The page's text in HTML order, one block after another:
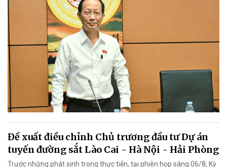
Đề xuất điều chỉnh Chủ trương đầu tư Dự án
tuyến đường sắt Lào Cai - Hà Nội - Hải Phòng
Trước những phát sinh trong thực tiễn, tại phiên họp sáng 06/8, Kỳ